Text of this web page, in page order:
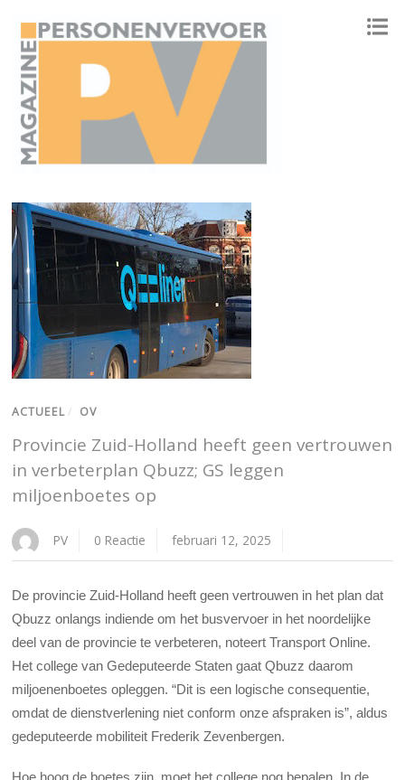
ACTUEEL / OV
Provincie Zuid-Holland heeft geen vertrouwen
in verbeterplan Qbuzz; GS leggen
miljoenboetes op
PV 0 Reactie februari 12, 2025
De provincie Zuid-Holland heeft geen vertrouwen in het plan dat
Qbuzz onlangs indiende om het busvervoer in het noordelijke
deel van de provincie te verbeteren, noteert Transport Online.
Het college van Gedeputeerde Staten gaat Qbuzz daarom
miljoenenboetes opleggen. “Dit is een logische consequentie,
omdat de dienstverlening niet conform onze afspraken is”, aldus
gedeputeerde mobiliteit Frederik Zevenbergen.
Hoe hoog de boetes zijn, moet het college nog bepalen. In de